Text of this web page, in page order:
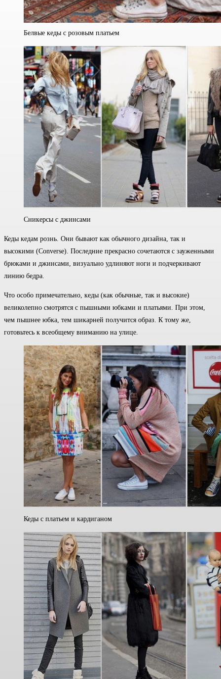
Белвые кеды с розовым платьем
Сникерсы с джинсами
Кеды кедам рознь. Они бывают как обычного дизайна, так и
высокими (Converse). Последние прекрасно сочетаются с зауженными
брюками и джинсами, визуально удлиняют ноги и подчеркивают
линию бедра.
Что особо примечательно, кеды (как обычные, так и высокие)
великолепно смотрятся с пышными юбками и платьями. При этом,
чем пышнее юбка, тем шикарней получится образ. К тому же,
готовьтесь к всеобщему вниманию на улице.
Кеды с платьем и кардиганом